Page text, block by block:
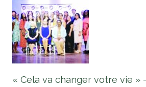
« Cela va changer votre vie »